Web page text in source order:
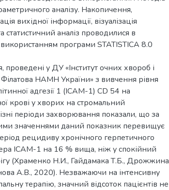
аналізу. Накопичення,
вихідної інформації, візуалізація
статистичний аналіз проводилися в
програми STATISTICA 8.0
проведені у ДУ «Інститут очних хвороб і
Філатова НАМН України» з вивчення рівня
адгезії 1 (ICAM-1) CD 54 на
крові у хворих на стромальний
періоди захворювання показали, що за
значеннями даний показник перевищує
рецидиву хронічного герпетичного
ICAM-1 на 16 % вища, ніж у спокійний
(Храменко Н.И., Гайдамака Т.Б., Дрожжина
А.В., 2020). Незважаючи на інтенсивну
терапію, значний відсоток пацієнтів не